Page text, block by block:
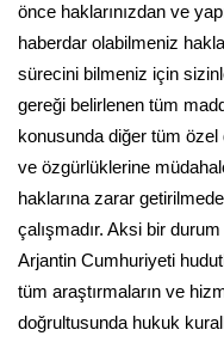
önce haklarınızdan ve
haberdar olabilmeniz
sürecini bilmeniz için
gereği belirlenen tüm
konusunda diğer tüm özel
ve özgürlüklerine
haklarına zarar
çalışmadır. Aksi bir
Arjantin Cumhuriyeti
tüm araştırmaların ve
doğrultusunda hukuk